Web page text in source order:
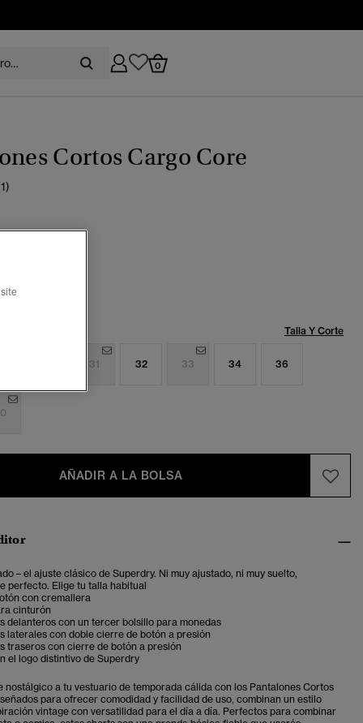
0
Cortos Cargo Core
Talla Y Corte
31 32 33 34 36
AÑADIR A LA BOLSA
– el ajuste clásico de Superdry. Ni muy ajustado, ni muy suelto,
perfecto. Elige tu talla habitual
con cremallera
cinturón
delanteros con un tercer bolsillo para monedas
laterales con doble cierre de botón a presión
traseros con cierre de botón a presión
el logo distintivo de Superdry
nostálgico a tu vestuario de temporada cálida con los Pantalones Cortos
para ofrecer comodidad y facilidad de uso, combinan un estilo
vintage con versatilidad para el día a día. Perfectos para combinar